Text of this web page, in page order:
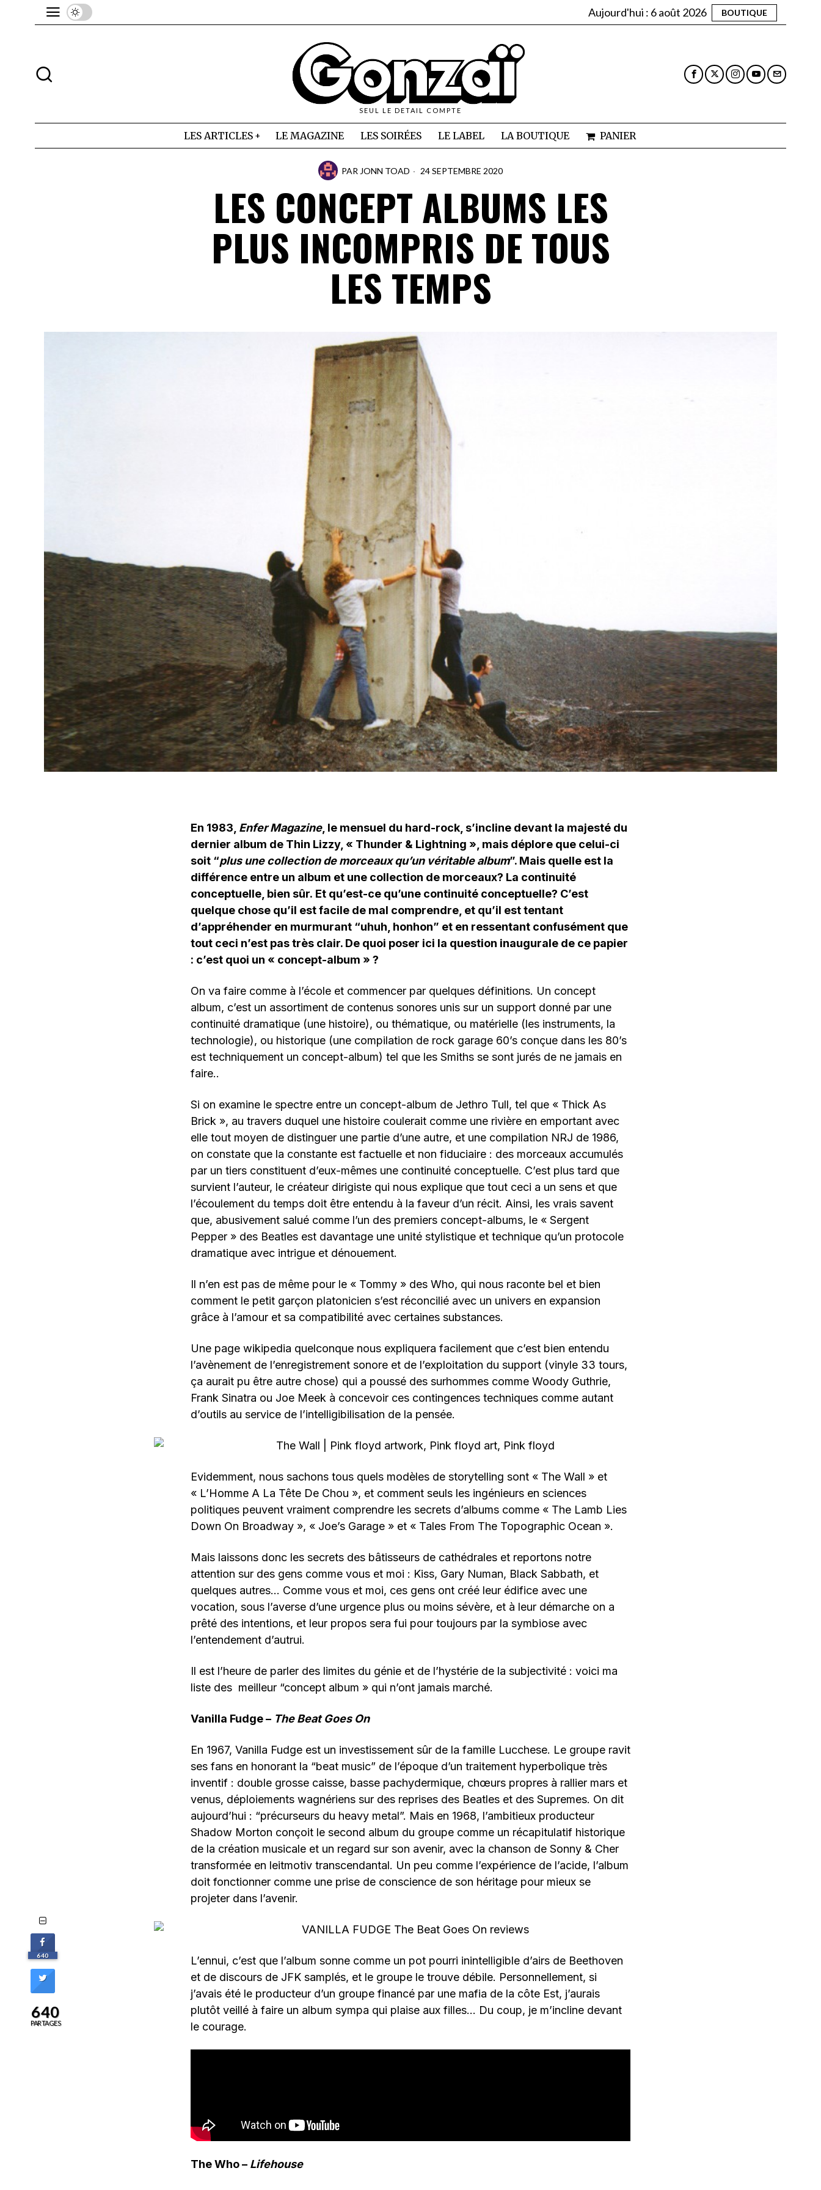
Aujourd'hui : 6 août 2026 BOUTIQUE
SEUL LE DETAIL COMPTE
LES ARTICLES LE MAGAZINE LES SOIRÉES LE LABEL LA BOUTIQUE PANIER
PAR JONN TOAD 24 SEPTEMBRE 2020
LES CONCEPT ALBUMS LES
PLUS INCOMPRIS DE TOUS
LES TEMPS
En 1983, Enfer Magazine, le mensuel du hard-rock, s’incline devant la majesté du
dernier album de Thin Lizzy, « Thunder & Lightning », mais déplore que celui-ci
soit “plus une collection de morceaux qu’un véritable album”. Mais quelle est la
différence entre un album et une collection de morceaux? La continuité
conceptuelle, bien sûr. Et qu’est-ce qu’une continuité conceptuelle? C’est
quelque chose qu’il est facile de mal comprendre, et qu’il est tentant
d’appréhender en murmurant “uhuh, honhon” et en ressentant confusément que
tout ceci n’est pas très clair. De quoi poser ici la question inaugurale de ce papier
: c’est quoi un « concept-album » ?
On va faire comme à l’école et commencer par quelques définitions. Un concept
album, c’est un assortiment de contenus sonores unis sur un support donné par une
continuité dramatique (une histoire), ou thématique, ou matérielle (les instruments, la
technologie), ou historique (une compilation de rock garage 60’s conçue dans les 80’s
est techniquement un concept-album) tel que les Smiths se sont jurés de ne jamais en
faire..
Si on examine le spectre entre un concept-album de Jethro Tull, tel que « Thick As
Brick », au travers duquel une histoire coulerait comme une rivière en emportant avec
elle tout moyen de distinguer une partie d’une autre, et une compilation NRJ de 1986,
on constate que la constante est factuelle et non fiduciaire : des morceaux accumulés
par un tiers constituent d’eux-mêmes une continuité conceptuelle. C’est plus tard que
survient l’auteur, le créateur dirigiste qui nous explique que tout ceci a un sens et que
l’écoulement du temps doit être entendu à la faveur d’un récit. Ainsi, les vrais savent
que, abusivement salué comme l’un des premiers concept-albums, le « Sergent
Pepper » des Beatles est davantage une unité stylistique et technique qu’un protocole
dramatique avec intrigue et dénouement.
Il n’en est pas de même pour le « Tommy » des Who, qui nous raconte bel et bien
comment le petit garçon platonicien s’est réconcilié avec un univers en expansion
grâce à l’amour et sa compatibilité avec certaines substances.
Une page wikipedia quelconque nous expliquera facilement que c’est bien entendu
l’avènement de l’enregistrement sonore et de l’exploitation du support (vinyle 33 tours,
ça aurait pu être autre chose) qui a poussé des surhommes comme Woody Guthrie,
Frank Sinatra ou Joe Meek à concevoir ces contingences techniques comme autant
d’outils au service de l’intelligibilisation de la pensée.
Evidemment, nous sachons tous quels modèles de storytelling sont « The Wall » et
« L’Homme A La Tête De Chou », et comment seuls les ingénieurs en sciences
politiques peuvent vraiment comprendre les secrets d’albums comme « The Lamb Lies
Down On Broadway », « Joe’s Garage » et « Tales From The Topographic Ocean ».
Mais laissons donc les secrets des bâtisseurs de cathédrales et reportons notre
attention sur des gens comme vous et moi : Kiss, Gary Numan, Black Sabbath, et
quelques autres… Comme vous et moi, ces gens ont créé leur édifice avec une
vocation, sous l’averse d’une urgence plus ou moins sévère, et à leur démarche on a
prêté des intentions, et leur propos sera fui pour toujours par la symbiose avec
l’entendement d’autrui.
Il est l’heure de parler des limites du génie et de l’hystérie de la subjectivité : voici ma
liste des meilleur “concept album » qui n’ont jamais marché.
Vanilla Fudge – The Beat Goes On
En 1967, Vanilla Fudge est un investissement sûr de la famille Lucchese. Le groupe ravit
ses fans en honorant la “beat music” de l’époque d’un traitement hyperbolique très
inventif : double grosse caisse, basse pachydermique, chœurs propres à rallier mars et
venus, déploiements wagnériens sur des reprises des Beatles et des Supremes. On dit
aujourd’hui : “précurseurs du heavy metal”. Mais en 1968, l’ambitieux producteur
Shadow Morton conçoit le second album du groupe comme un récapitulatif historique
de la création musicale et un regard sur son avenir, avec la chanson de Sonny & Cher
transformée en leitmotiv transcendantal. Un peu comme l’expérience de l’acide, l’album
doit fonctionner comme une prise de conscience de son héritage pour mieux se
projeter dans l’avenir.
L’ennui, c’est que l’album sonne comme un pot pourri inintelligible d’airs de Beethoven
et de discours de JFK samplés, et le groupe le trouve débile. Personnellement, si
j’avais été le producteur d’un groupe financé par une mafia de la côte Est, j’aurais
plutôt veillé à faire un album sympa qui plaise aux filles… Du coup, je m’incline devant
le courage.
The Who – Lifehouse
640
640
PARTAGES